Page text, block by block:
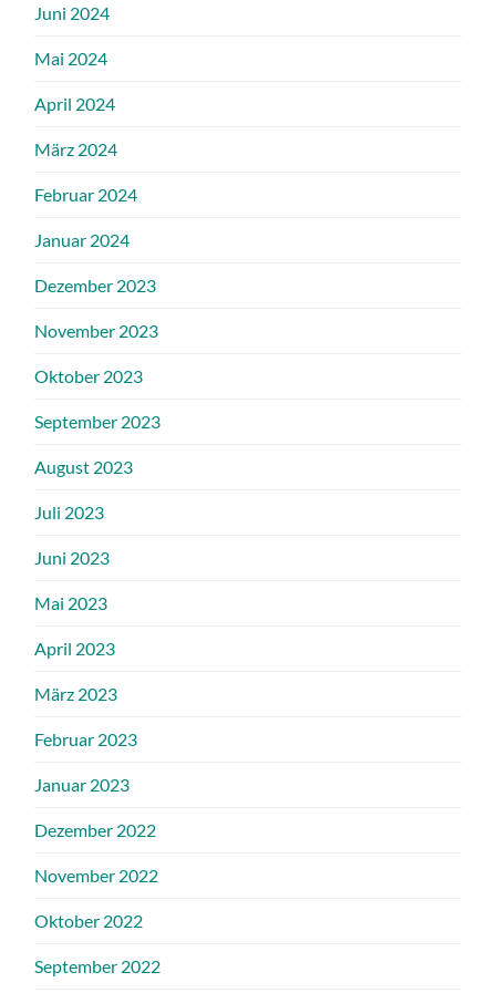
Juni 2024
Mai 2024
April 2024
März 2024
Februar 2024
Januar 2024
Dezember 2023
November 2023
Oktober 2023
September 2023
August 2023
Juli 2023
Juni 2023
Mai 2023
April 2023
März 2023
Februar 2023
Januar 2023
Dezember 2022
November 2022
Oktober 2022
September 2022